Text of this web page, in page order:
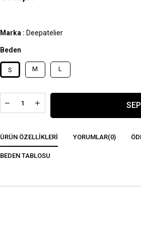
Marka : Deepatelier
Beden
S M L
ÜRÜN ÖZELLIKLERI YORUMLAR(0)
BEDEN TABLOSU